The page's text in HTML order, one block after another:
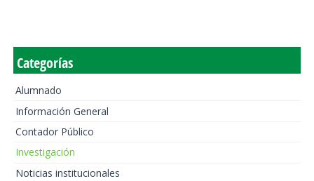
Categorías
Alumnado
Información General
Contador Público
Investigación
Noticias institucionales